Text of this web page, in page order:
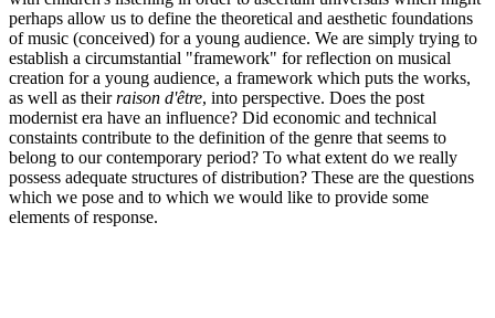
perhaps allow us to define the theoretical and aesthetic foundations
of music (conceived) for a young audience. We are simply trying to
establish a circumstantial "framework" for reflection on musical
creation for a young audience, a framework which puts the works,
as well as theirraison d'être, into perspective. Does the post
modernist era have an influence? Did economic and technical
constaints contribute to the definition of the genre that seems to
belong to our contemporary period? To what extent do we really
possess adequate structures of distribution? These are the questions
which we pose and to which we would like to provide some
elements of response.